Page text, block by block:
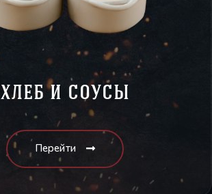
хлеб и соусы
Перейти